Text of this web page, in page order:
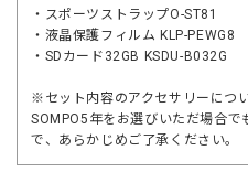
・スポーツストラップO-ST81
・液晶保護フィルム KLP-PEWG8
・SDカード32GB KSDU-B032G
※セット内容のアクセサリーにつ
SOMPO5年をお選びいただ場合
で、あらかじめご了承ください。